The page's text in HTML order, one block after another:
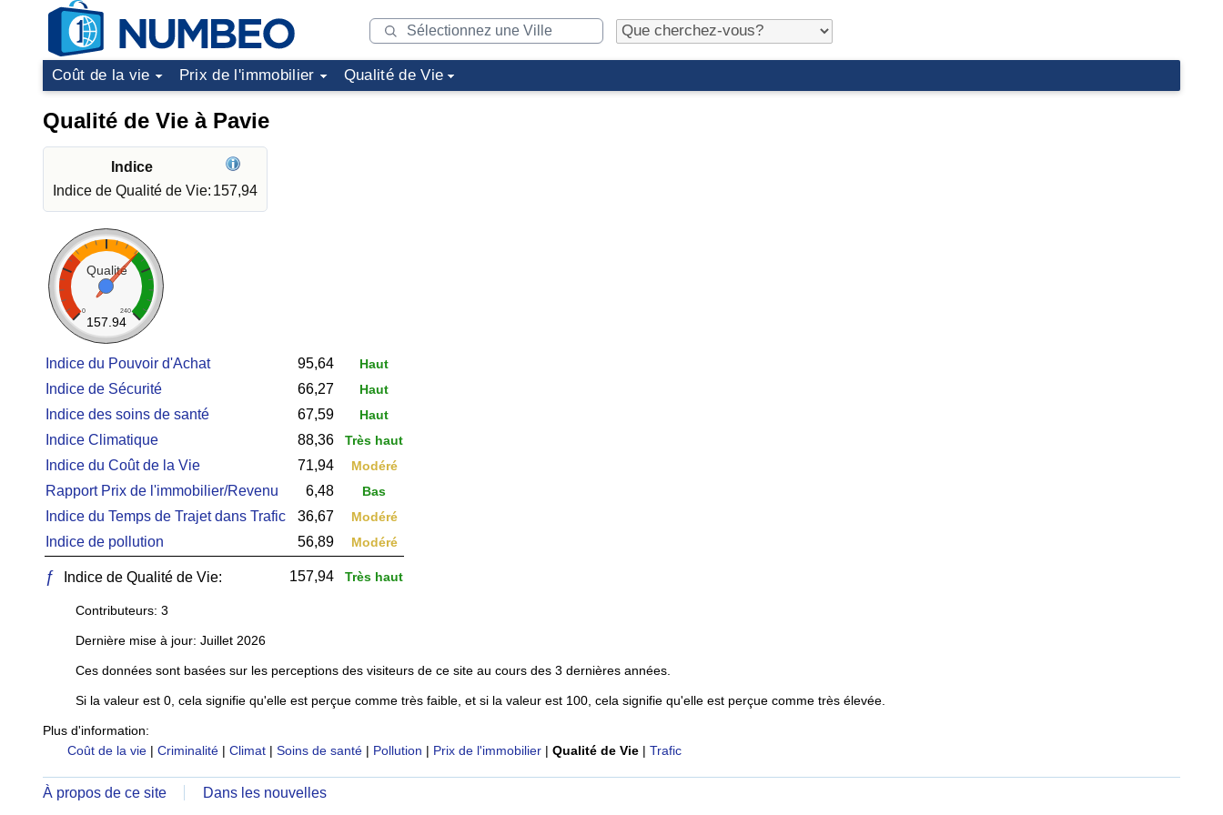
Coût de la vie Prix de l'immobilier Qualité de Vie
Qualité de Vie à Pavie
Indice
Indice de Qualité de Vie: 157,94
Qualité
0 240
157.94
Indice du Pouvoir d'Achat 95,64 Haut
Indice de Sécurité 66,27 Haut
Indice des soins de santé 67,59 Haut
Indice Climatique 88,36 Très haut
Indice du Coût de la Vie 71,94 Modéré
Rapport Prix de l'immobilier/Revenu 6,48 Bas
Indice du Temps de Trajet dans Trafic 36,67 Modéré
Indice de pollution 56,89 Modéré
ƒ Indice de Qualité de Vie: 157,94 Très haut
Contributeurs: 3
Dernière mise à jour: Juillet 2026
Ces données sont basées sur les perceptions des visiteurs de ce site au cours des 3 dernières années.
Si la valeur est 0, cela signifie qu'elle est perçue comme très faible, et si la valeur est 100, cela signifie qu'elle est perçue comme très élevée.
Plus d'information:
Coût de la vie | Criminalité | Climat | Soins de santé | Pollution | Prix de l'immobilier | Qualité de Vie | Trafic
À propos de ce site Dans les nouvelles